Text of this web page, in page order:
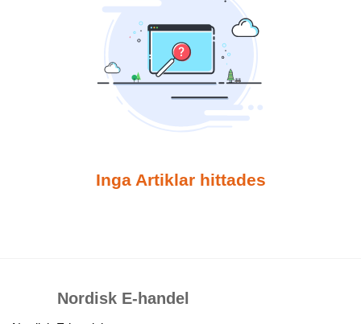
Inga Artiklar hittades
Nordisk E-handel